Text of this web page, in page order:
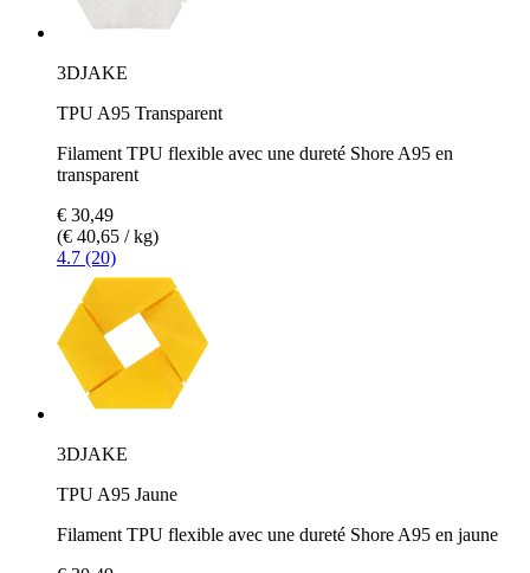
3DJAKE
TPU A95 Transparent
Filament TPU flexible avec une dureté Shore A95 en
transparent
€ 30,49
(€ 40,65 / kg)
4.7 (20)
3DJAKE
TPU A95 Jaune
Filament TPU flexible avec une dureté Shore A95 en jaune